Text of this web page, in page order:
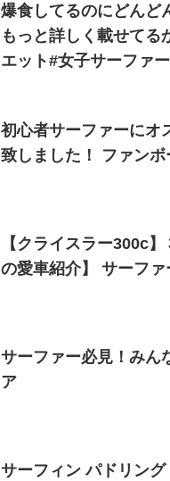
爆食してるのにどんど
もっと詳しく載せてる
エット#女子サーファ
初心者サーファーに
致しました！ ファンボ
【クライスラー300c
の愛車紹介】 サーファ
サーファー必見！みん
ア
サーフィン パドリン